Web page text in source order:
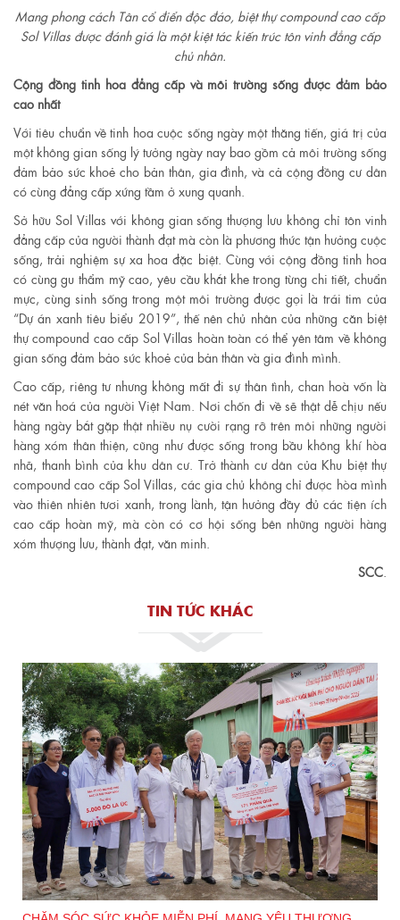
Mang phong cách Tân cổ điển độc đáo, biệt thự compound cao cấp
Sol Villas được đánh giá là một kiệt tác kiến trúc tôn vinh đẳng cấp
chủ nhân.
Cộng đồng tinh hoa đẳng cấp và môi trường sống được đảm bảo
cao nhất
Với tiêu chuẩn về tinh hoa cuộc sống ngày một thăng tiến, giá trị của
một không gian sống lý tưởng ngày nay bao gồm cả môi trường sống
đảm bảo sức khoẻ cho bản thân, gia đình, và cả cộng đồng cư dân
có cùng đẳng cấp xứng tầm ở xung quanh.
Sở hữu Sol Villas với không gian sống thượng lưu không chỉ tôn vinh
đẳng cấp của người thành đạt mà còn là phương thức tận hưởng cuộc
sống, trải nghiệm sự xa hoa đặc biệt. Cùng với cộng đồng tinh hoa
có cùng gu thẩm mỹ cao, yêu cầu khắt khe trong từng chi tiết, chuẩn
mực, cùng sinh sống trong một môi trường được gọi là trái tim của
“Dự án xanh tiêu biểu 2019”, thế nên chủ nhân của những căn biệt
thự compound cao cấp Sol Villas hoàn toàn có thể yên tâm về không
gian sống đảm bảo sức khoẻ của bản thân và gia đình mình.
Cao cấp, riêng tư nhưng không mất đi sự thân tình, chan hoà vốn là
nét văn hoá của người Việt Nam. Nơi chốn đi về sẽ thật dễ chịu nếu
hàng ngày bắt gặp thật nhiều nụ cười rạng rỡ trên môi những người
hàng xóm thân thiện, cũng như được sống trong bầu không khí hòa
nhã, thanh bình của khu dân cư. Trở thành cư dân của Khu biệt thự
compound cao cấp Sol Villas, các gia chủ không chỉ được hòa mình
vào thiên nhiên tươi xanh, trong lành, tận hưởng đầy đủ các tiện ích
cao cấp hoàn mỹ, mà còn có cơ hội sống bên những người hàng
xóm thượng lưu, thành đạt, văn minh.
SCC.
TIN TỨC KHÁC